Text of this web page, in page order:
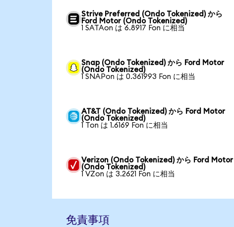
Strive Preferred (Ondo Tokenized) から
Ford Motor (Ondo Tokenized)
1 SATAon は 6.8917 Fon に相当
Snap (Ondo Tokenized) から Ford Motor
(Ondo Tokenized)
1 SNAPon は 0.361993 Fon に相当
AT&T (Ondo Tokenized) から Ford Motor
(Ondo Tokenized)
1 Ton は 1.6169 Fon に相当
Verizon (Ondo Tokenized) から Ford Motor
(Ondo Tokenized)
1 VZon は 3.2621 Fon に相当
免責事項